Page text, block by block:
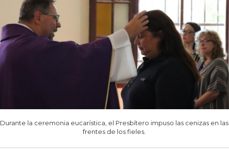
Durante la ceremonia eucarística, el Presbítero impuso las cenizas en las
frentes de los fieles.